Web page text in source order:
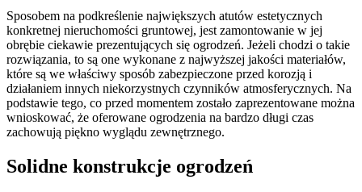
Sposobem na podkreślenie największych atutów estetycznych
konkretnej nieruchomości gruntowej, jest zamontowanie w jej
obrębie ciekawie prezentujących się ogrodzeń. Jeżeli chodzi o takie
rozwiązania, to są one wykonane z najwyższej jakości materiałów,
które są we właściwy sposób zabezpieczone przed korozją i
działaniem innych niekorzystnych czynników atmosferycznych. Na
podstawie tego, co przed momentem zostało zaprezentowane można
wnioskować, że oferowane ogrodzenia na bardzo długi czas
zachowują piękno wyglądu zewnętrznego.
Solidne konstrukcje ogrodzeń